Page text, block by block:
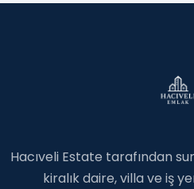
Hacıveli Estate tarafından
kiralık daire, villa ve iş